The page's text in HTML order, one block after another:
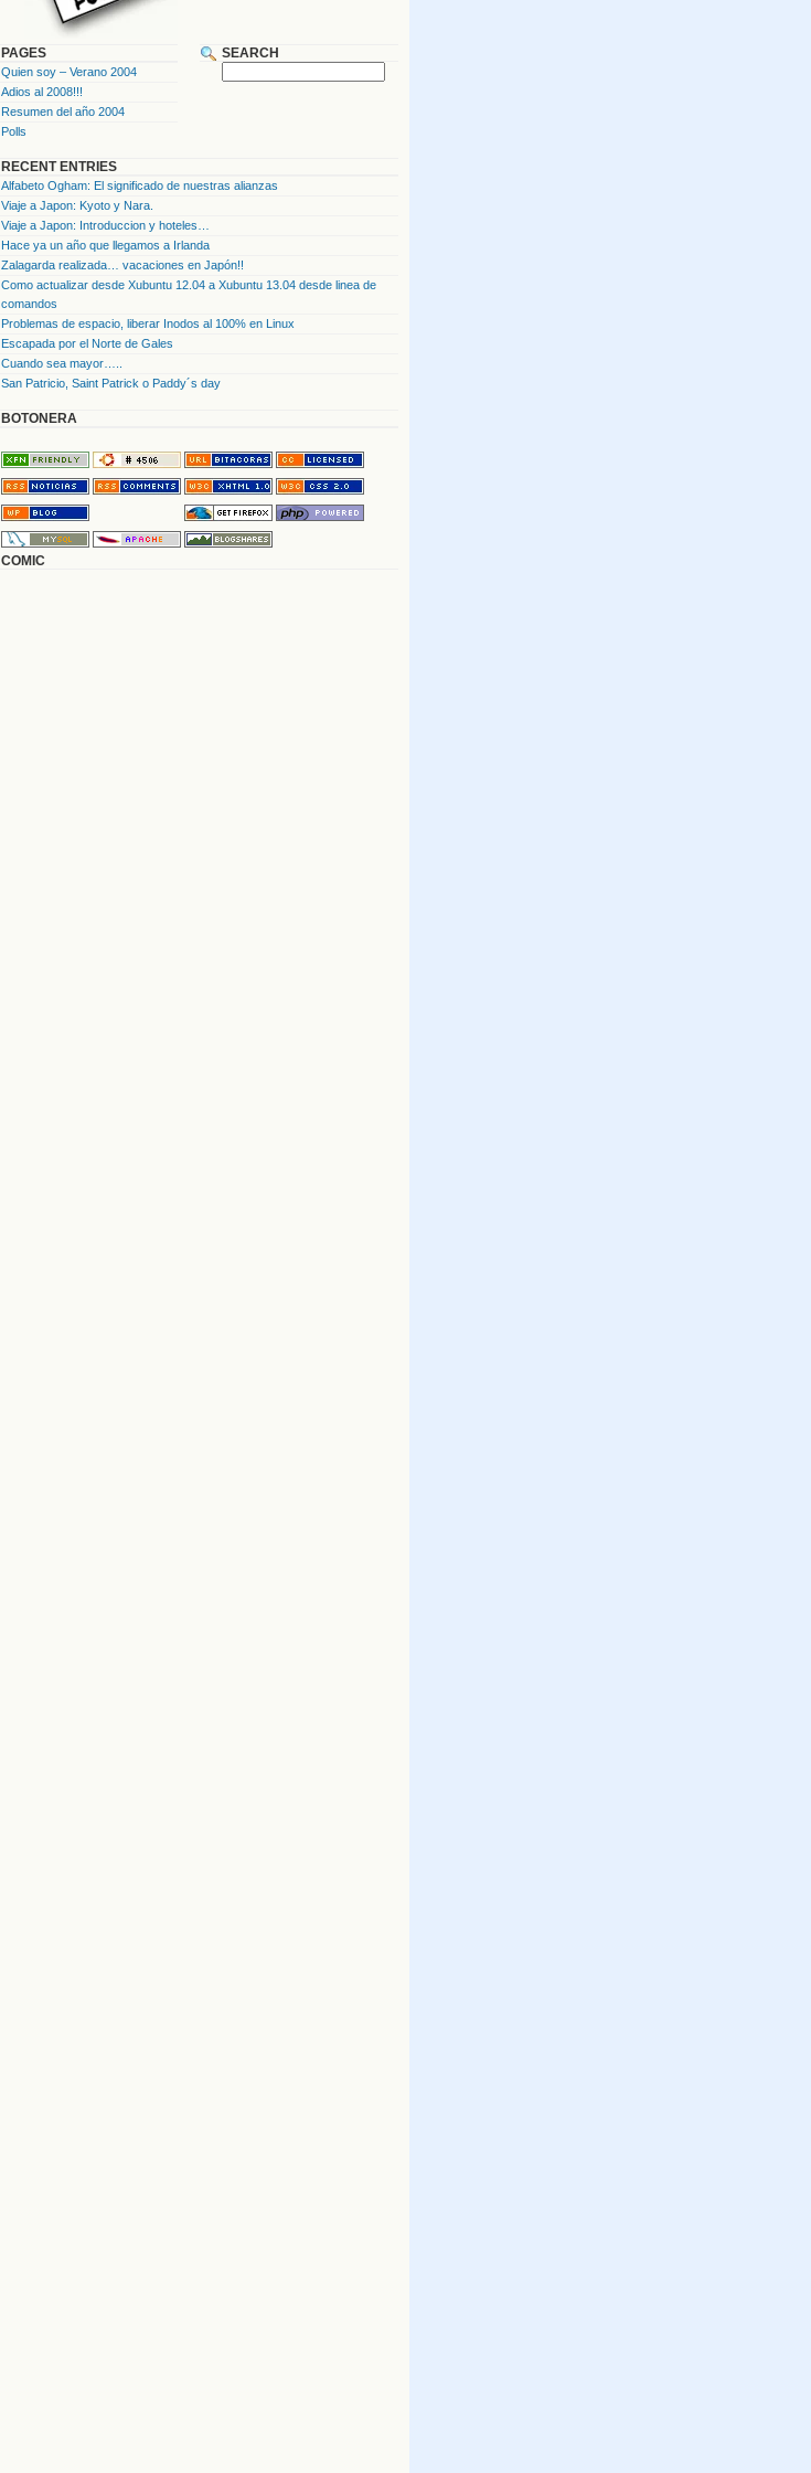
PAGES
Quien soy – Verano 2004
Adios al 2008!!!
Resumen del año 2004
Polls
SEARCH
RECENT ENTRIES
Alfabeto Ogham: El significado de nuestras alianzas
Viaje a Japon: Kyoto y Nara.
Viaje a Japon: Introduccion y hoteles…
Hace ya un año que llegamos a Irlanda
Zalagarda realizada… vacaciones en Japón!!
Como actualizar desde Xubuntu 12.04 a Xubuntu 13.04 desde linea de
comandos
Problemas de espacio, liberar Inodos al 100% en Linux
Escapada por el Norte de Gales
Cuando sea mayor…..
San Patricio, Saint Patrick o Paddy´s day
BOTONERA
COMIC